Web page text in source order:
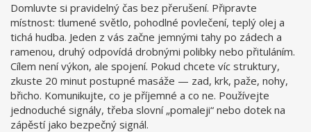
Domluvte si pravidelný čas bez přerušení. Připravte
místnost: tlumené světlo, pohodlné povlečení, teplý olej a
tichá hudba. Jeden z vás začne jemnými tahy po zádech a
ramenou, druhý odpovídá drobnými polibky nebo přituláním.
Cílem není výkon, ale spojení. Pokud chcete víc struktury,
zkuste 20 minut postupné masáže — zad, krk, paže, nohy,
břicho. Komunikujte, co je příjemné a co ne. Používejte
jednoduché signály, třeba slovní „pomaleji“ nebo dotek na
zápěstí jako bezpečný signál.